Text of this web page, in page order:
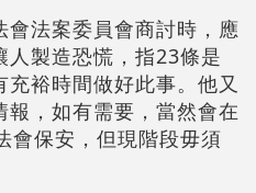
法案委員會商討時，應
人製造恐慌，指23條是
充裕時間做好此事。他又
，如有需要，當然會在
會保安，但現階段毋須